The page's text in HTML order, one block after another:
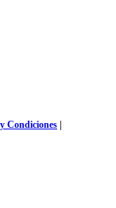
Condiciones